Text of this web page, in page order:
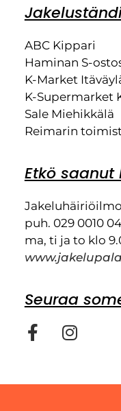
ABC Kippari
Haminan S-
K-Market
K-Supermarket
Sale Miehikkälä
Reimarin
Etkö saanut
puh. 029 0010
ma, ti ja to klo
Seuraa